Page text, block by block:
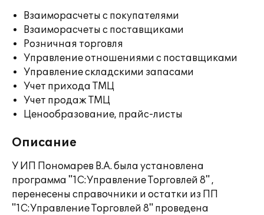
Взаиморасчеты с покупателями
Взаиморасчеты с поставщиками
Розничная торговля
Управление отношениями с поставщиками
Управление складскими запасами
Учет прихода ТМЦ
Учет продаж ТМЦ
Ценообразование, прайс-листы
Описание
У ИП Пономарев В.А. была установлена
программа "1С:Управление Торговлей 8" ,
перенесены справочники и остатки из ПП
"1С:Управление Торговлей 8" проведена